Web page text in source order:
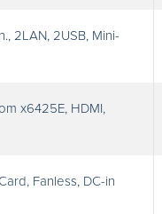
2LAN, 2USB, Mini-
x6425E, HDMI,
Fanless, DC-in